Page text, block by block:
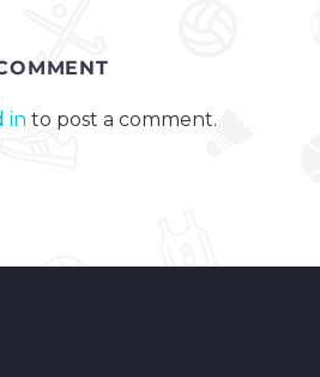
in to post a comment.